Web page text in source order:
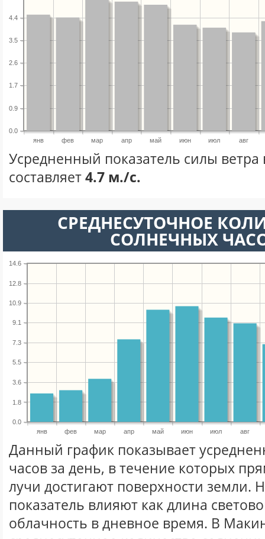
янв фев мар апр май июн июл авг
0.0
0.9
1.7
2.6
3.5
4.4
Усредненный показатель силы ветра
составляет4.7 м./с.
СРЕДНЕСУТОЧНОЕ
СОЛНЕЧНЫХ
янв фев мар апр май июн июл авг
0.0
1.8
3.6
5.5
7.3
9.1
10.9
12.8
14.6
Данный график показывает
часов за день, в течение которых
лучи достигают поверхности земли.
показатель влияют как длина
облачность в дневное время. В